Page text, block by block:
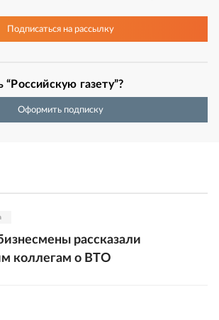
Подписатьсяна рассылку
“Российскую газету”?
Оформить подписку
рассказали
коллегам о ВТО